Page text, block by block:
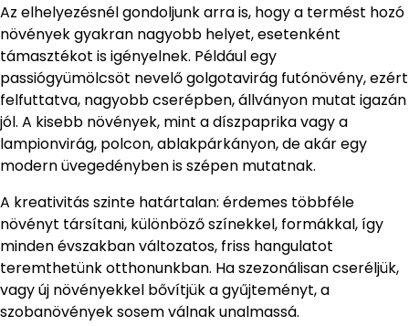
Az elhelyezésnél gondoljunk arra is, hogy a termést hozó
növények gyakran nagyobb helyet, esetenként
támasztékot is igényelnek. Például egy
passiógyümölcsöt nevelő golgotavirág futónövény, ezért
felfuttatva, nagyobb cserépben, állványon mutat igazán
jól. A kisebb növények, mint a díszpaprika vagy a
lampionvirág, polcon, ablakpárkányon, de akár egy
modern üvegedényben is szépen mutatnak.
A kreativitás szinte határtalan: érdemes többféle
növényt társítani, különböző színekkel, formákkal, így
minden évszakban változatos, friss hangulatot
teremthetünk otthonunkban. Ha szezonálisan cseréljük,
vagy új növényekkel bővítjük a gyűjteményt, a
szobanövények sosem válnak unalmassá.